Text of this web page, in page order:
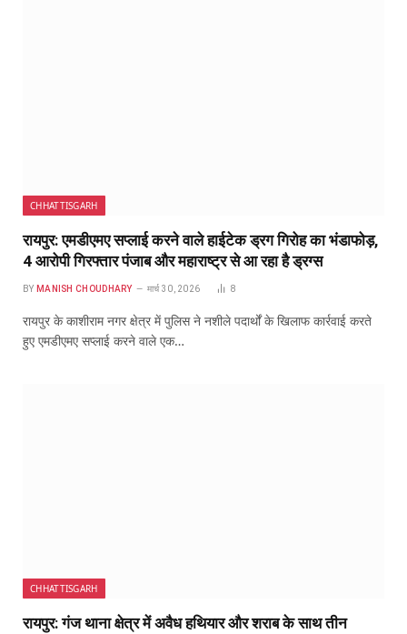
CHHATTISGARH
रायपुर: एमडीएमए सप्लाई करने वाले हाईटेक ड्रग गिरोह का भंडाफोड़,
4 आरोपी गिरफ्तार पंजाब और महाराष्ट्र से आ रहा है ड्रग्स
BY MANISH CHOUDHARY मार्च 30, 2026 8
रायपुर के काशीराम नगर क्षेत्र में पुलिस ने नशीले पदार्थों के खिलाफ कार्रवाई करते
हुए एमडीएमए सप्लाई करने वाले एक…
CHHATTISGARH
रायपुर: गंज थाना क्षेत्र में अवैध हथियार और शराब के साथ तीन